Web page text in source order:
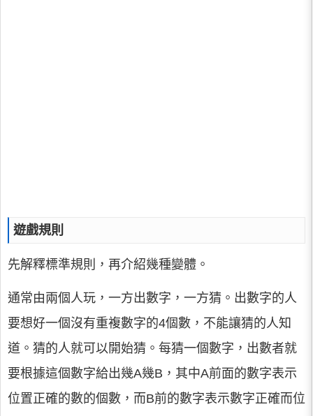
遊戲規則
先解釋標準規則，再介紹幾種變體。
通常由兩個人玩，一方出數字，一方猜。出數字的人
要想好一個沒有重複數字的4個數，不能讓猜的人知
道。猜的人就可以開始猜。每猜一個數字，出數者就
要根據這個數字給出幾A幾B，其中A前面的數字表示
位置正確的數的個數，而B前的數字表示數字正確而位